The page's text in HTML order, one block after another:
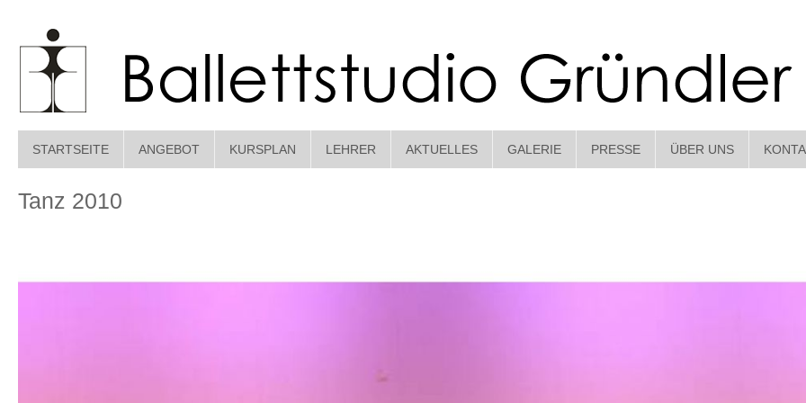
STARTSEITE ANGEBOT KURSPLAN LEHRER AKTUELLES GALERIE PRESSE ÜBER UNS
Tanz 2010